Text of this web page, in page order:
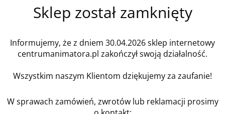
Sklep został zamknięty
Informujemy, że z dniem 30.04.2026 sklep internetowy
centrumanimatora.pl zakończył swoją działalność.
Wszystkim naszym Klientom dziękujemy za zaufanie!
W sprawach zamówień, zwrotów lub reklamacji prosimy